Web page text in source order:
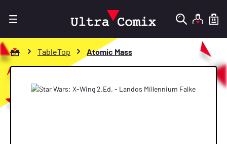
Zur Startseite gehen
TableTop Atomic Mass
Bildergalerie überspringen